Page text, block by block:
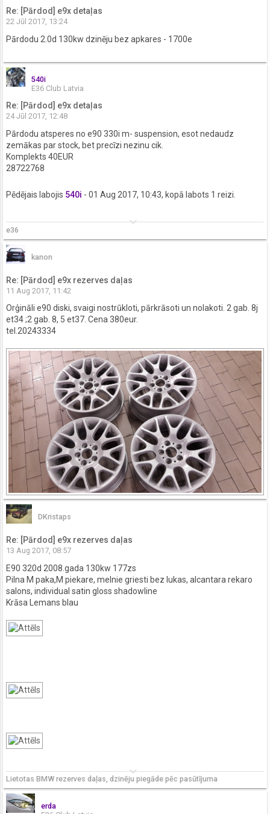
Re: [Pārdod] e9x detaļas
22 Jūl 2017, 13:24
Pārdodu 2.0d 130kw dzinēju bez apkares - 1700e
540i
E36 Club Latvia
Re: [Pārdod] e9x detaļas
24 Jūl 2017, 12:48
Pārdodu atsperes no e90 330i m- suspension, esot nedaudz
zemākas par stock, bet precīzi nezinu cik.
Komplekts 40EUR
28722768
Pēdējais labojis 540i - 01 Aug 2017, 10:43, kopā labots 1 reizi.
keyboard_arrow_down
e36
kanon
Re: [Pārdod] e9x rezerves daļas
11 Aug 2017, 11:42
Orģināli e90 diski, svaigi nostrūkloti, pārkrāsoti un nolakoti. 2 gab. 8j
et34 ;2 gab. 8, 5 et37. Cena 380eur.
tel.20243334
DKristaps
Re: [Pārdod] e9x rezerves daļas
13 Aug 2017, 08:57
E90 320d 2008.gada 130kw 177zs
Pilna M paka,M piekare, melnie griesti bez lukas, alcantara rekaro
salons, individual satin gloss shadowline
Krāsa Lemans blau
keyboard_arrow_down
Lietotas BMW rezerves daļas, dzinēju piegāde pēc pasūtījuma
erda